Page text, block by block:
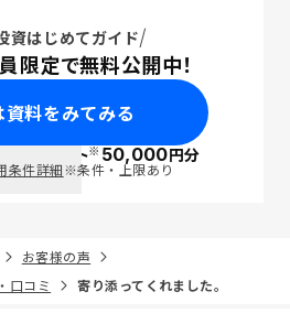
資はじめてガイド
限定で無料公開中！
資料をみてみる
ポイント※50,000円分
条件詳細※条件・上限あり
お客様の声
口コミ
寄り添ってくれました。